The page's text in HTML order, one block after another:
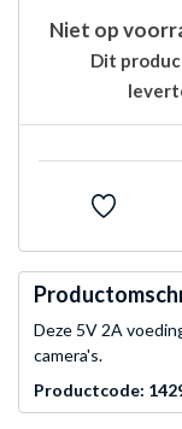
Niet op
Dit
Deze 5V 2A
camera's.
Productcode: